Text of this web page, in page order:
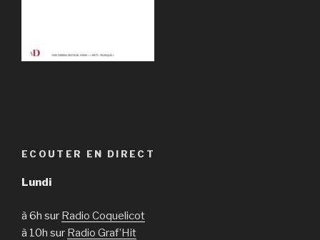
ECOUTER EN DIRECT
Lundi
à 6h sur Radio Coquelicot
à 10h sur Radio Graf’Hit